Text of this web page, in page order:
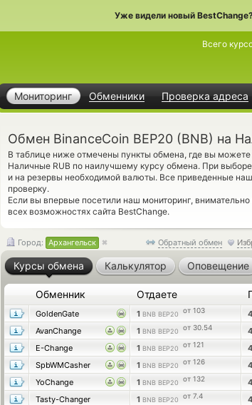
Уже видели новый
Мониторинг Обменники Проверка адреса
Всего
Обмен BinanceCoin BEP20 (BNB) на
В таблице ниже отмечены пункты обмена, где вы можете
Наличные RUB по наилучшему курсу обмена. При
и на резервы необходимой валюты. Все приведенные
проверку.
Если вы впервые посетили наш мониторинг, внимательно
всех возможностях сайта BestChange.
Обратный обмен
Город: Архангельск
Курсы обмена Калькулятор Оповещение
Обменник Отдаете
GoldenGate 1 BNB BEP20 от 103
AvanChange
1 BNB BEP20 от 30.54
E-Change
1 BNB BEP20 от 121
SpbWMCasher
1 BNB BEP20 от 126
YoChange
1 BNB BEP20 от 132
Tasty-Changer
1 BNB BEP20 от 7.4